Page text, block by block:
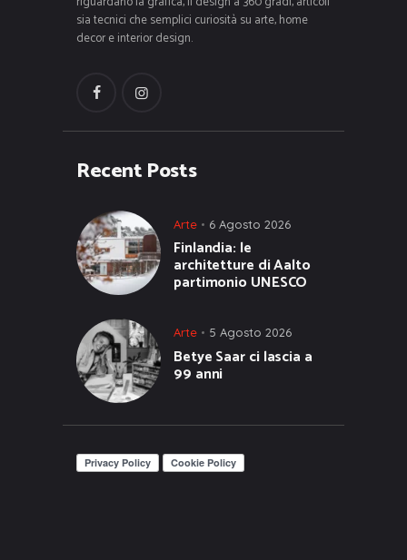
sia tecnici che semplici curiosità su arte, home
decor e interior design.
Recent Posts
Arte 6 Agosto 2026
Finlandia: le
architetture di Aalto
partimonio UNESCO
Arte 5 Agosto 2026
Betye Saar ci lascia a
99 anni